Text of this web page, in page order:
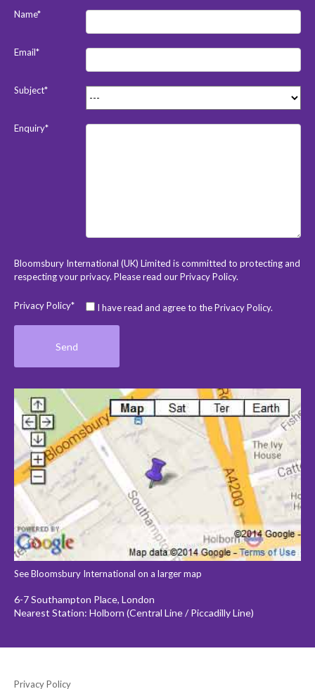
Name*
Email*
Subject*
Enquiry*
Bloomsbury International (UK) Limited is committed to protecting and
respecting your privacy. Please read ourPrivacy Policy.
Privacy Policy* I have read and agree to the Privacy Policy.
See Bloomsbury International on a larger map
6-7 Southampton Place, London
Nearest Station: Holborn (Central Line / Piccadilly Line)
Privacy Policy